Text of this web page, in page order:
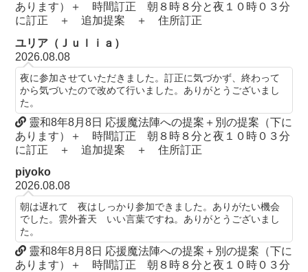
あります）＋ 時間訂正 朝８時８分と夜１０時０３分
に訂正 ＋ 追加提案 ＋ 住所訂正
ユリア（Ｊｕｌｉａ）
2026.08.08
夜に参加させていただきました。訂正に気づかず、終わって
から気づいたので改めて行いました。ありがとうございまし
た。
靈和8年8月8日 応援魔法陣への提案＋別の提案（下に
あります）＋ 時間訂正 朝８時８分と夜１０時０３分
に訂正 ＋ 追加提案 ＋ 住所訂正
piyoko
2026.08.08
朝は遅れて 夜はしっかり参加できました。ありがたい機会
でした。雲外蒼天 いい言葉ですね。ありがとうございまし
た。
靈和8年8月8日 応援魔法陣への提案＋別の提案（下に
あります）＋ 時間訂正 朝８時８分と夜１０時０３分